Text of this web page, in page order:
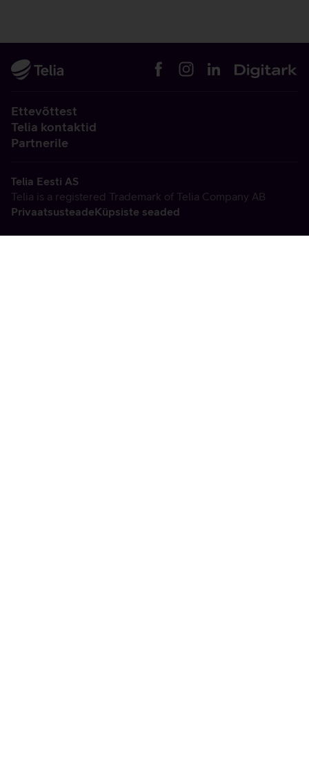
Ettevõttest
Telia kontaktid
Partnerile
Telia Eesti AS
Telia is a registered Trademark of Telia Company AB
PrivaatsusteadeKüpsiste seaded